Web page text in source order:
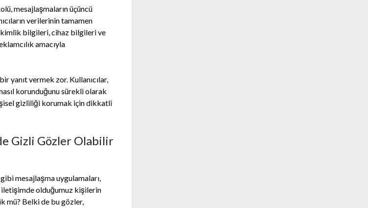
mesajlaşmaların üçüncü
verilerinin tamamen
kimlik bilgileri, cihaz bilgileri ve
amacıyla
yanıt vermek zor. Kullanıcılar,
korunduğunu sürekli olarak
gizliliği korumak için dikkatli
Gizli Gözler Olabilir
mesajlaşma uygulamaları,
iletişimde olduğumuz kişilerin
mü? Belki de bu gözler,